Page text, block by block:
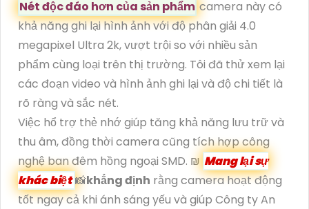
Nét độc đáo hơn của sản phẩm camera này có
khả năng ghi lại hình ảnh với độ phân giải 4.0
megapixel Ultra 2k, vượt trội so với nhiều sản
phẩm cùng loại trên thị trường. Tôi đã thử xem lại
các đoạn video và hình ảnh ghi lại và độ chi tiết là
rõ ràng và sắc nét.
Việc hổ trợ thẻ nhớ giúp tăng khả năng lưu trữ và
thu âm, đồng thời camera cũng tích hợp công
nghệ ban đêm hồng ngoại SMD. ₪ Mang lại sự
khác biệt📸khẳng định rằng camera hoạt động
tốt ngay cả khi ánh sáng yếu và giúp Công ty An